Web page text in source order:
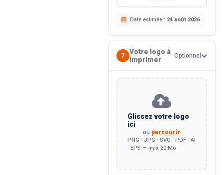
Date estimée : 24 août 2026
7
Votre logo à
imprimer
Optionnel
Glissez votre logo
ici
ou parcourir
PNG · JPG · SVG · PDF · AI
· EPS — max 20 Mo